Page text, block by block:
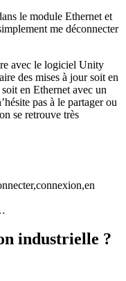
le module Ethernet et
me déconnecter
avec le logiciel Unity
des mises à jour soit en
en Ethernet avec un
pas à le partager ou
se retrouve très
industrielle ?